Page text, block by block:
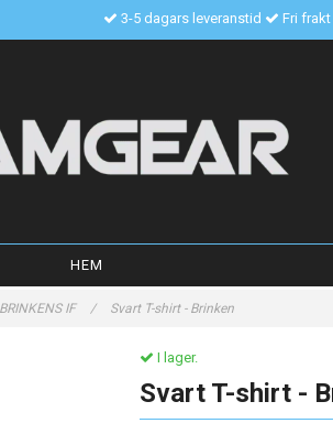
3-5 dagars leveranstid Fri
HEM
BRINKENS IF / Svart T-shirt - Brinken
I lager.
Svart T-shirt -